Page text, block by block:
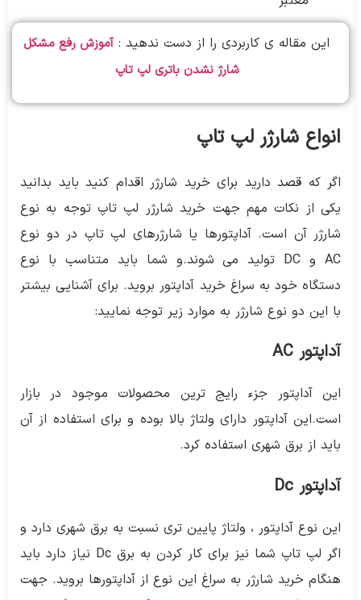
این مقاله ی کاربردی را از دست ندهید : آموزش رفع مشکل
شارژ نشدن باتری لپ تاپ
انواع شارژر لپ تاپ
اگر که قصد دارید برای خرید شارژر اقدام کنید باید بدانید
یکی از نکات مهم جهت خرید شارژر لپ تاپ توجه به نوع
شارژر آن است. آداپتورها یا شارژرهای لپ تاپ در دو نوع
AC و DC تولید می شوند.و شما باید متناسب با نوع
دستگاه خود به سراغ خرید آداپتور بروید. برای آشنایی بیشتر
با این دو نوع شارژر به موارد زیر توجه نمایید:
آداپتور AC
این آداپتور جزء رایج ترین محصولات موجود در بازار
است.این آداپتور دارای ولتاژ بالا بوده و برای استفاده از آن
باید از برق شهری استفاده کرد.
آداپتور Dc
این نوع آداپتور ، ولتاژ پایین تری نسبت به برق شهری دارد و
اگر لپ تاپ شما نیز برای کار کردن به برق Dc نیاز دارد باید
هنگام خرید شارژر به سراغ این نوع از آداپتورها بروید. جهت